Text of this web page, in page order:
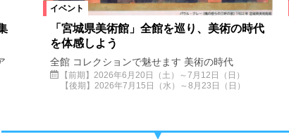
イベント
「宮城県美術館」全館を巡り、美術の時代
を体感しよう
全館 コレクションで魅せます 美術の時代
【前期】2026年6月20日（土）～7月12日（日）
【後期】2026年7月15日（水）～8月23日（日）